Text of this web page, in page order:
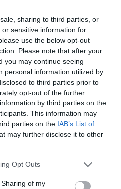
sharing to third parties, or
sensitive information for
use the below opt-out
Please note that after your
you may continue seeing
personal information utilized by
to third parties prior to
opt-out of the further
by third parties on the
This information may
parties on the IAB’s List of
may further disclose it to other
app uses one or more Google
behaviour. You may click to
Opt Outs
of my
σιωπής
ότι η εξιχνίαση της
να επιτευχθεί από
-όπως λέει- δεν
ιδιωτική διαφορά αλλά
εγκλήματος.
ρόλο έπαιξε
και η απόφαση
βγουν δημόσια και να